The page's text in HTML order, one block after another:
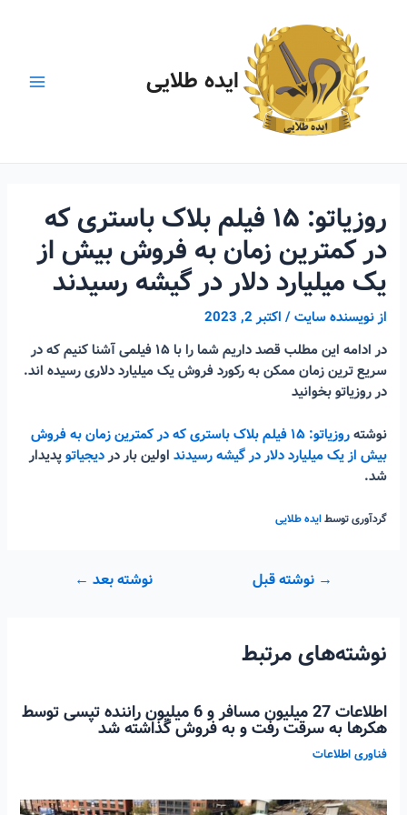
ایده طلایی
روزیاتو: ۱۵ فیلم بلاک باستری که
در کمترین زمان به فروش بیش از
یک میلیارد دلار در گیشه رسیدند
ازنویسنده سایت/ اکتبر 2, 2023
در ادامه این مطلب قصد داریم شما را با ۱۵ فیلمی آشنا کنیم که در
سریع ترین زمان ممکن به رکورد فروش یک میلیارد دلاری رسیده اند.
در روزیاتو بخوانید
نوشته
روزیاتو: ۱۵ فیلم بلاک باستری که در کمترین زمان به فروش
بیش از یک میلیارد دلار در گیشه رسیدند اولین بار دردیجیاتوپدیدار
شد.
گردآوری توسطایده طلایی
راهبری
→ نوشته قبل نوشته بعد ←
نوشته‌های مرتبط
اطلاعات 27 میلیون مسافر و 6 میلیون راننده تپسی توسط
هکرها به سرقت رفت و به فروش گذاشته شد
فناوری اطلاعات